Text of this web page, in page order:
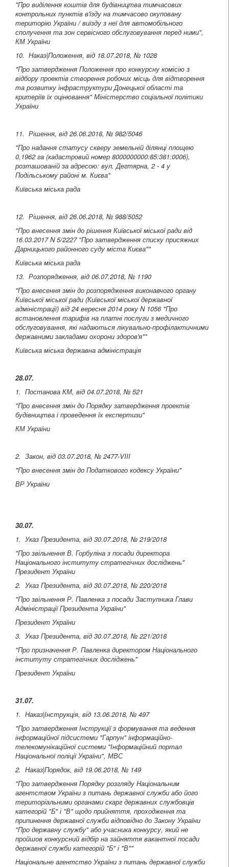
"Про виділення коштів для будівництва тимчасових
контрольних пунктів в'їзду на тимчасово окуповану
територію України / виїзду з неї для автомобільного
сполучення та зон сервісного обслуговування перед ними",
КМ України
10. Наказ|Положення, від 18.07.2018, № 1028
"Про затвердження Положення про конкурсну комісію з
відбору проектів створення робочих місць для відтворення
та розвитку інфраструктури Донецької області та
критеріїв їх оцінювання" Міністерство соціальної політики
України
11. Рішення, від 26.06.2018, № 982/5046
"Про надання статусу скверу земельній ділянці площею
0,1962 га (кадастровий номер 8000000000:85:381:0006),
розташованій за адресою: вул. Дегтярна, 2 - 4 у
Подільському районі м. Києва"
Київська міська рада
12. Рішення, від 26.06.2018, № 988/5052
"Про внесення змін до рішення Київської міської ради від
16.03.2017 N 5/2227 "Про затвердження списку присяжних
Дарницького районного суду міста Києва""
Київська міська рада
13. Розпорядження, від 06.07.2018, № 1190
"Про внесення змін до розпорядження виконавчого органу
Київської міської ради (Київської міської державної
адміністрації) від 24 вересня 2014 року N 1056 "Про
встановлення тарифів на платні послуги з медичного
обслуговування, які надаються лікувально-профілактичними
державними закладами охорони здоров'я""
Київська міська державна адміністрація
28.07.
1. Постанова КМ, від 04.07.2018, № 521
"Про внесення змін до Порядку затвердження проектів
будівництва і проведення їх експертизи"
КМ України
2. Закон, від 03.07.2018, № 2477-VIII
"Про внесення змін до Податкового кодексу України"
ВР України
30.07.
1. Указ Президента, від 30.07.2018, № 219/2018
"Про звільнення В. Горбуліна з посади директора
Національного інституту стратегічних досліджень"
Президент України
2. Указ Президента, від 30.07.2018, № 220/2018
"Про звільнення Р. Павленка з посади Заступника Глави
Адміністрації Президента України"
Президент України
3. Указ Президента, від 30.07.2018, № 221/2018
"Про призначення Р. Павленка директором Національного
інституту стратегічних досліджень"
Президент України
31.07.
1. Наказ|Інструкція, від 13.06.2018, № 497
"Про затвердження Інструкції з формування та ведення
інформаційної підсистеми "Гарпун" інформаційно-
телекомунікаційної системи "Інформаційний портал
Національної поліції України", МВС
2. Наказ|Порядок, від 19.06.2018, № 149
"Про затвердження Порядку розгляду Національним
агентством України з питань державної служби або його
територіальними органами скарг державних службовців
категорій "Б" і "В" щодо прийняття, проходження та
припинення державної служби відповідно до Закону України
"Про державну службу" або учасника конкурсу, який не
пройшов конкурсний відбір на зайняття вакантної посади
державної служби категорій "Б" і "В""
Національне агентство України з питань державної служби